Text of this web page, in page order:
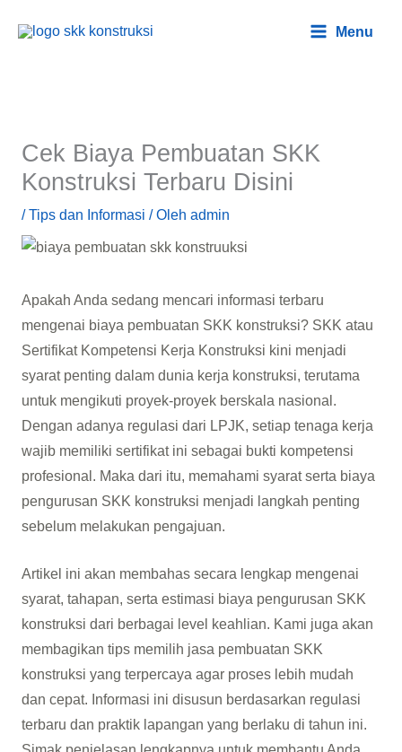
Menu
Cek Biaya Pembuatan SKK
Konstruksi Terbaru Disini
/Tips dan Informasi / Oleh admin
Apakah Anda sedang mencari informasi terbaru
mengenai biaya pembuatan SKK konstruksi? SKK atau
Sertifikat Kompetensi Kerja Konstruksi kini menjadi
syarat penting dalam dunia kerja konstruksi, terutama
untuk mengikuti proyek-proyek berskala nasional.
Dengan adanya regulasi dari LPJK, setiap tenaga kerja
wajib memiliki sertifikat ini sebagai bukti kompetensi
profesional. Maka dari itu, memahami syarat serta biaya
pengurusan SKK konstruksi menjadi langkah penting
sebelum melakukan pengajuan.
Artikel ini akan membahas secara lengkap mengenai
syarat, tahapan, serta estimasi biaya pengurusan SKK
konstruksi dari berbagai level keahlian. Kami juga akan
membagikan tips memilih jasa pembuatan SKK
konstruksi yang terpercaya agar proses lebih mudah
dan cepat. Informasi ini disusun berdasarkan regulasi
terbaru dan praktik lapangan yang berlaku di tahun ini.